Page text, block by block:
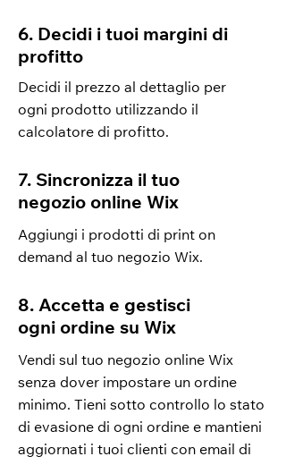
6. Decidi i tuoi margini di
profitto
Decidi il prezzo al dettaglio per
ogni prodotto utilizzando il
calcolatore di profitto.
7. Sincronizza il tuo
negozio online Wix
Aggiungi i prodotti di print on
demand al tuo negozio Wix.
8. Accetta e gestisci
ogni ordine su Wix
Vendi sul tuo negozio online Wix
senza dover impostare un ordine
minimo. Tieni sotto controllo lo stato
di evasione di ogni ordine e mantieni
aggiornati i tuoi clienti con email di